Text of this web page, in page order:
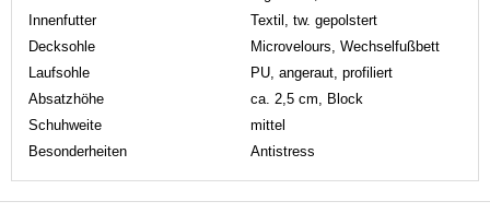
Innenfutter
Textil, tw. gepolstert
Decksohle
Microvelours, Wechselfußbett
Laufsohle
PU, angeraut, profiliert
Absatzhöhe
ca. 2,5 cm, Block
Schuhweite
mittel
Besonderheiten
Antistress